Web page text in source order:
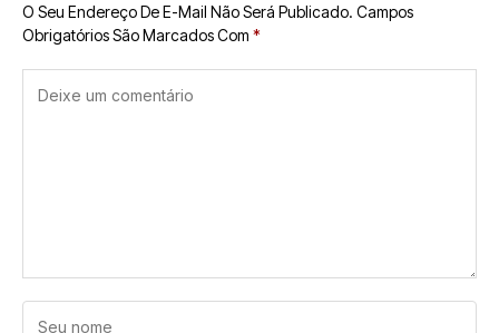
O Seu Endereço De E-Mail Não Será Publicado. Campos
Obrigatórios São Marcados Com *